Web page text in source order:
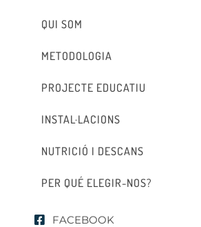
QUI SOM
METODOLOGIA
PROJECTE EDUCATIU
INSTAL·LACIONS
NUTRICIÓ I DESCANS
PER QUÉ ELEGIR-NOS?
FACEBOOK